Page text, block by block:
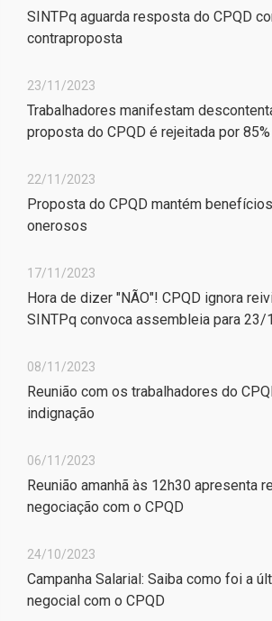
SINTPq aguarda resposta do CPQD
contraproposta
23/11/2023
Trabalhadores manifestam
proposta do CPQD é rejeitada por
22/11/2023
Proposta do CPQD mantém
onerosos
17/11/2023
Hora de dizer "NÃO"! CPQD ignora
SINTPq convoca assembleia para 23/
08/11/2023
Reunião com os trabalhadores do
indignação
06/11/2023
Reunião amanhã às 12h30 apresenta
negociação com o CPQD
24/10/2023
Campanha Salarial: Saiba como foi a
negocial com o CPQD